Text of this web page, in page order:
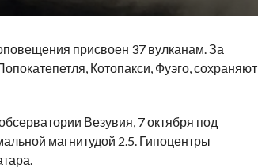
присвоен 37 вулканам. За
Котопакси, Фуэго, сохраняют
Везувия, 7 октября под
магнитудой 2.5. Гипоцентры